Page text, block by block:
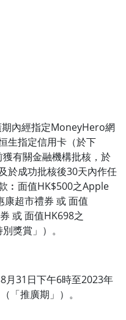
內經指定MoneyHero網
生指定信用卡（於下
有關金融機構批核，於
於成功批核後30天內作任
︰面值HK$500之Apple
超市禮券 或 面值
或 面值HK698之
獎賞」）。
月31日下午6時至2023年
「推廣期」）。